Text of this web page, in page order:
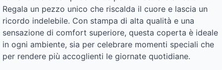
Regala un pezzo unico che riscalda il cuore e lascia un
ricordo indelebile. Con stampa di alta qualità e una
sensazione di comfort superiore, questa coperta è ideale
in ogni ambiente, sia per celebrare momenti speciali che
per rendere più accoglienti le giornate quotidiane.